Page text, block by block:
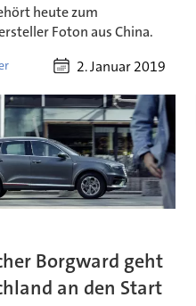
heute zum
Foton aus China.
2. Januar 2019
Borgward geht
an den Start